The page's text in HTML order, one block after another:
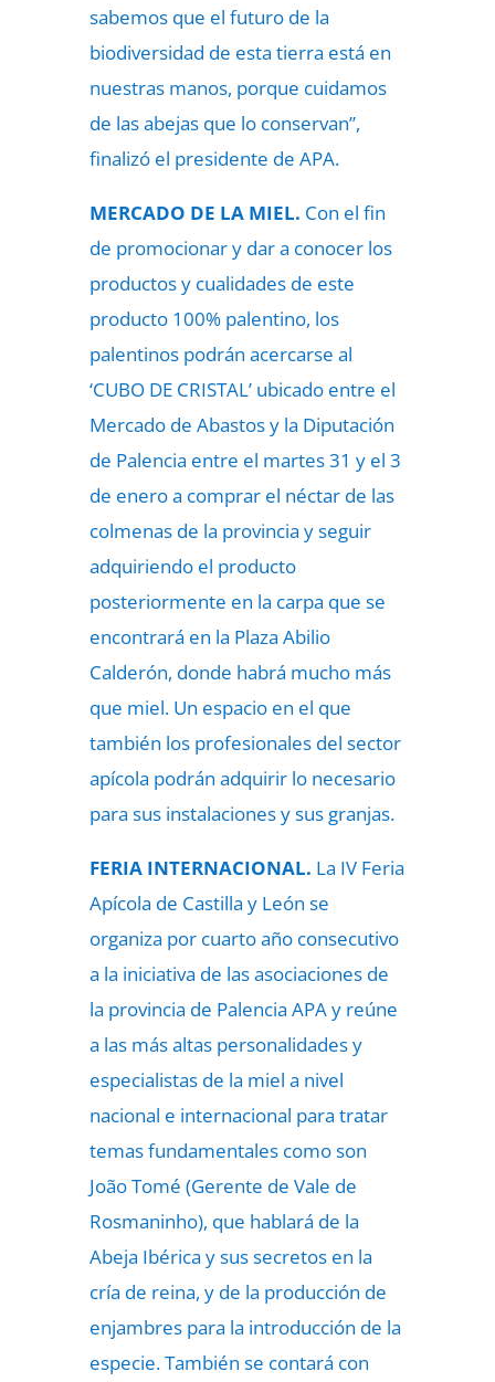
sabemos que el futuro de la
biodiversidad de esta tierra está en
nuestras manos, porque cuidamos
de las abejas que lo conservan”,
finalizó el presidente de APA.
MERCADO DE LA MIEL. Con el fin
de promocionar y dar a conocer los
productos y cualidades de este
producto 100% palentino, los
palentinos podrán acercarse al
‘CUBO DE CRISTAL’ ubicado entre el
Mercado de Abastos y la Diputación
de Palencia entre el martes 31 y el 3
de enero a comprar el néctar de las
colmenas de la provincia y seguir
adquiriendo el producto
posteriormente en la carpa que se
encontrará en la Plaza Abilio
Calderón, donde habrá mucho más
que miel. Un espacio en el que
también los profesionales del sector
apícola podrán adquirir lo necesario
para sus instalaciones y sus granjas.
FERIA INTERNACIONAL. La IV Feria
Apícola de Castilla y León se
organiza por cuarto año consecutivo
a la iniciativa de las asociaciones de
la provincia de Palencia APA y reúne
a las más altas personalidades y
especialistas de la miel a nivel
nacional e internacional para tratar
temas fundamentales como son
João Tomé (Gerente de Vale de
Rosmaninho), que hablará de la
Abeja Ibérica y sus secretos en la
cría de reina, y de la producción de
enjambres para la introducción de la
especie. También se contará con